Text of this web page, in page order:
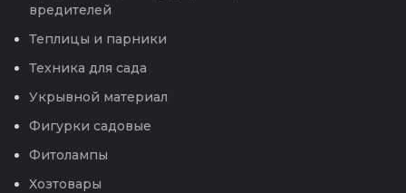
вредителей
Теплицы и парники
Техника для сада
Укрывной материал
Фигурки садовые
Фитолампы
Хозтовары